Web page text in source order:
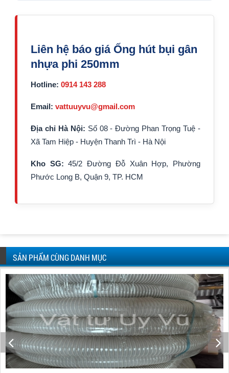
Liên hệ báo giá Ống hút bụi gân
nhựa phi 250mm
Hotline: 0914 143 288
Email: vattuuyvu@gmail.com
Địa chỉ Hà Nội: Số 08 - Đường Phan Trọng Tuệ -
Xã Tam Hiệp - Huyện Thanh Trì - Hà Nội
Kho SG: 45/2 Đường Đỗ Xuân Hợp, Phường
Phước Long B, Quận 9, TP. HCM
SẢN PHẨM CÙNG DANH MỤC